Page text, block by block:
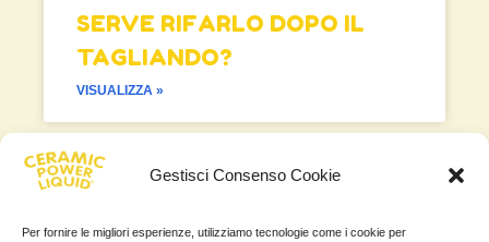
Gestisci Consenso Cookie
Per fornire le migliori esperienze, utilizziamo tecnologie come i cookie per
SERVE RIFARLO DOPO IL
TAGLIANDO?
VISUALIZZA »